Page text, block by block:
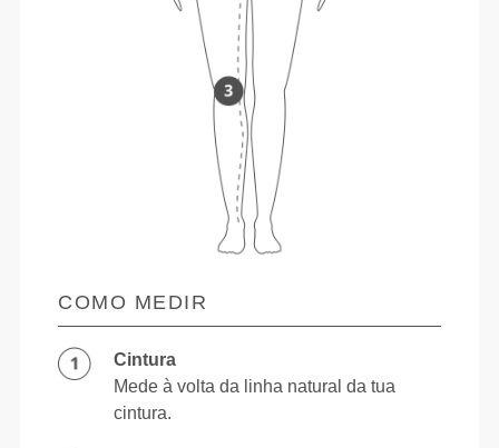
COMO MEDIR
Cintura
Mede à volta da linha natural da tua
cintura.